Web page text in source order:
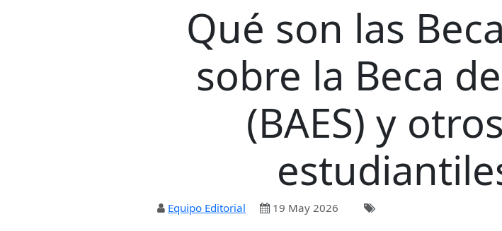
Qué son las
sobre la Beca
(BAES) y
Equipo Editorial 19 May 2026